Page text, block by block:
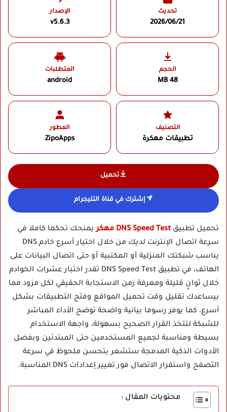
تحديث
2026/06/21
الإصدار
v5.6.3
الحجم
48 MB
المتطلبات
android
التصنيف
تطبيقات مهكرة
المطور
ZipoApps‏
تحميل
إشترك في قناة التليجرام
تحميل تطبيق DNS Speed Test مهكر
يمنحك تحكما كاملا في
سرعة اتصال الإنترنت لديك من خلال اختيار أسرع خادم DNS
يناسب شبكتك المنزلية أو المكتبية أو حتى اتصال البيانات على
الهاتف، في تطبيق DNS Speed Test تقدر اختبار عشرات الخوادم
خلال ثوانٍ قليلة ومعرفة زمن الاستجابة الحقيقي لكل مزود مما
بيساعدك تقليل وقت تحميل المواقع وفتح التطبيقات بشكل
أسرع، كما يوفر رسوما بيانية واضحة توضح الأداء المباشر
للشبكة لتتخذ القرار الصحيح بسهولة، واجهة الاستخدام
بسيطة ومناسبة لجميع المستخدمين حتى المبتدئين وبفضل
الأدوات الذكية المدمجة ستشعر بتحسن ملحوظ في سرعة
التصفح واستقرار الاتصال فور تغيير إعدادات DNS المناسبة.
محتويات المقال :